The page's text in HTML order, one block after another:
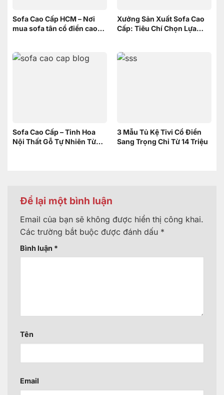
Sofa Cao Cấp HCM – Nơi
mua sofa tân cổ điển cao
Xưởng Sản Xuất Sofa Cao
Cấp: Tiêu Chí Chọn Lựa
Sofa Cao Cấp – Tinh Hoa
Nội Thất Gỗ Tự Nhiên Từ
3 Mẫu Tủ Kệ Tivi Cổ Điển
Sang Trọng Chỉ Từ 14 Triệu
Để lại một bình luận
Email của bạn sẽ không được hiển thị công khai.
Các trường bắt buộc được đánh dấu *
Bình luận *
Tên
Email